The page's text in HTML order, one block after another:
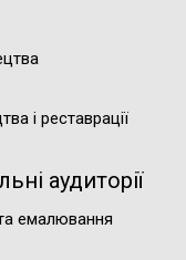
і реставрації
аудиторії
емалювання